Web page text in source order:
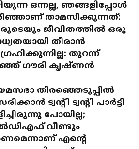
ഒന്നല്ല, ഞങ്ങളിപ്പോൾ
താമസിക്കുന്നത്:
ജീവിതത്തിൽ ഒരു
തീരാൻ
തുറന്ന്
ഗൗരി കൃഷ്ണൻ
തിരഞ്ഞെടുപ്പിൽ
ട്വന്റി ട്വന്റി പാർട്ടി
പോയില്ല;
വീണ്ടും
എന്റെ